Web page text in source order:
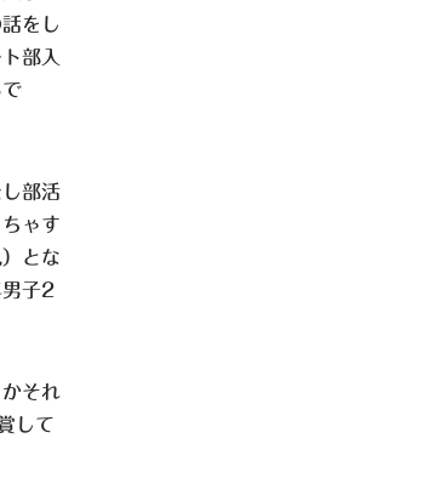
をし
部入
部活
ゃす
とな
男子2
それ
して